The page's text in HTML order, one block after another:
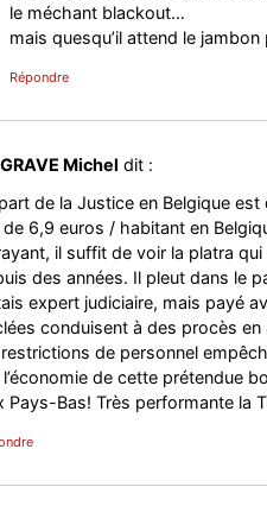
le méchant blackout…
mais quesqu’il attend le
Répondre
GRAVE Michel dit :
de la Justice en Belgique
6,9 euros / habitant en
il suffit de voir la platra
des années. Il pleut dans le
expert judiciaire, mais payé
conduisent à des procès
de personnel
de cette prétendue
Pays-Bas! Très performante la